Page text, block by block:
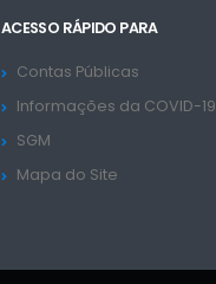
ACESSO RÁPIDO PARA
Contas Públicas
Informações da COVID-19
SGM
Mapa do Site